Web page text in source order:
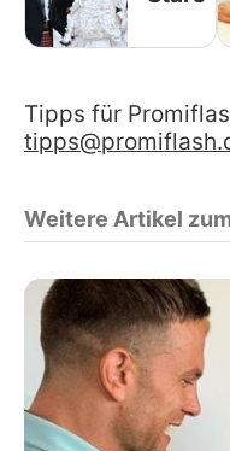
Tipps für
Weitere Artikel